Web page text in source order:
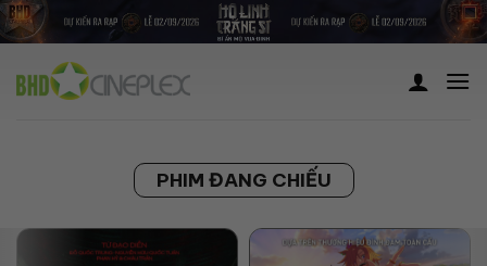
Skip
to
content
PHIM ĐANG CHIẾU